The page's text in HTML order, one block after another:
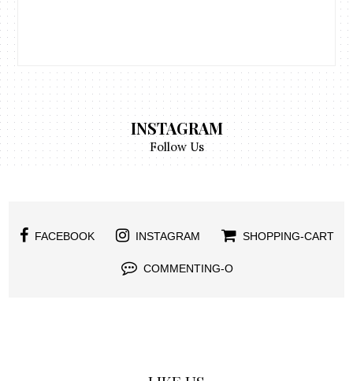
INSTAGRAM
Follow Us
FACEBOOK INSTAGRAM SHOPPING-CART
COMMENTING-O